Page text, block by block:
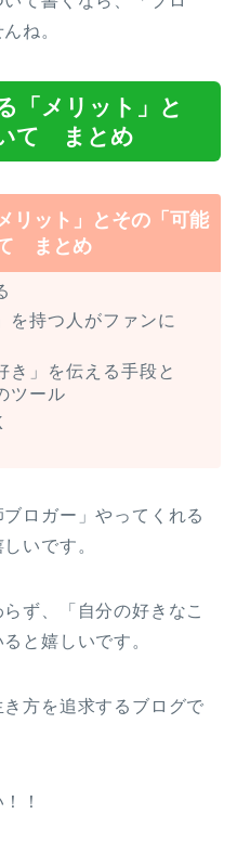
ね。
「メリット」と
て まとめ
リット」とその「可能
まとめ
を持つ人がファンに
き」を伝える手段と
ツール
ロガー」やってくれる
いです。
ず、「自分の好きなこ
と嬉しいです。
方を追求するブログで
！